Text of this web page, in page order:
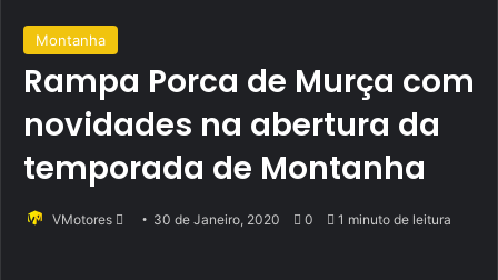
Montanha
Rampa Porca de Murça com
novidades na abertura da
temporada de Montanha
VMotores
Send 30 de Janeiro, 2020 0 1 minuto de leitura